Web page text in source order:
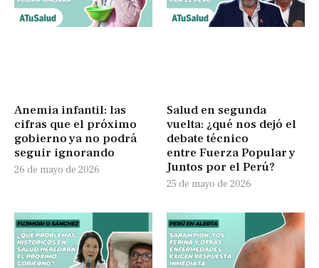
Anemia infantil: las
cifras que el próximo
gobierno ya no podrá
seguir ignorando
26 de mayo de 2026
Salud en segunda
vuelta: ¿qué nos dejó el
debate técnico
entre Fuerza Popular y
Juntos por el Perú?
25 de mayo de 2026